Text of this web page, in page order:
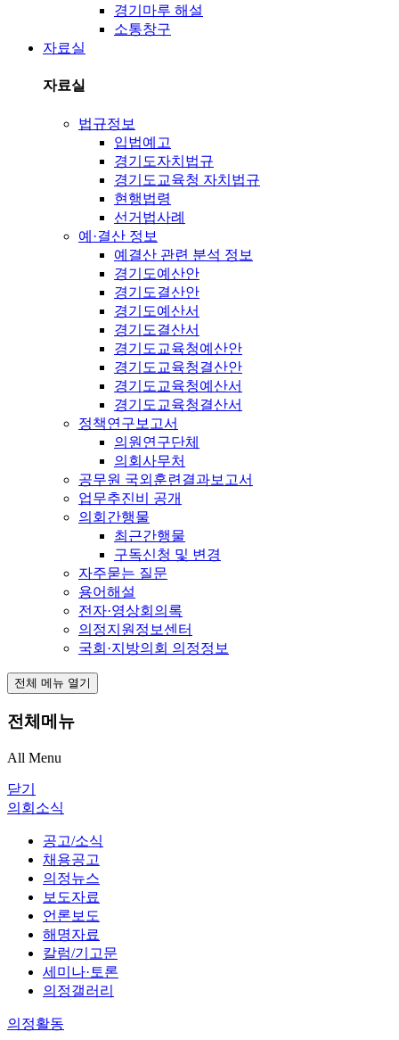
경기마루 해설
소통창구
자료실
자료실
법규정보
입법예고
경기도자치법규
경기도교육청 자치법규
현행법령
선거법사례
예·결산 정보
예결산 관련 분석 정보
경기도예산안
경기도결산안
경기도예산서
경기도결산서
경기도교육청예산안
경기도교육청결산안
경기도교육청예산서
경기도교육청결산서
정책연구보고서
의원연구단체
의회사무처
공무원 국외훈련결과보고서
업무추진비 공개
의회간행물
최근간행물
구독신청 및 변경
자주묻는 질문
용어해설
전자·영상회의록
의정지원정보센터
국회·지방의회 의정정보
전체 메뉴 열기
전체메뉴
All Menu
닫기
의회소식
공고/소식
채용공고
의정뉴스
보도자료
언론보도
해명자료
칼럼/기고문
세미나·토론
의정갤러리
의정활동